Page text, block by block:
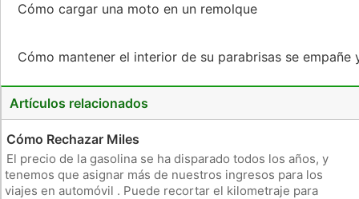
Cómo cargar una moto en un remolque
Cómo mantener el interior de su parabrisas se
Artículos relacionados
Cómo Rechazar Miles
El precio de la gasolina se ha disparado todos los años, y
tenemos que asignar más de nuestros ingresos para los
viajes en automóvil . Puede recortar el kilometraje para